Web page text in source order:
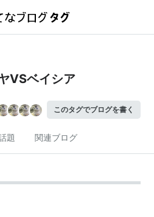
VSベイシア
このタグでブログを書く
題 関連ブログ